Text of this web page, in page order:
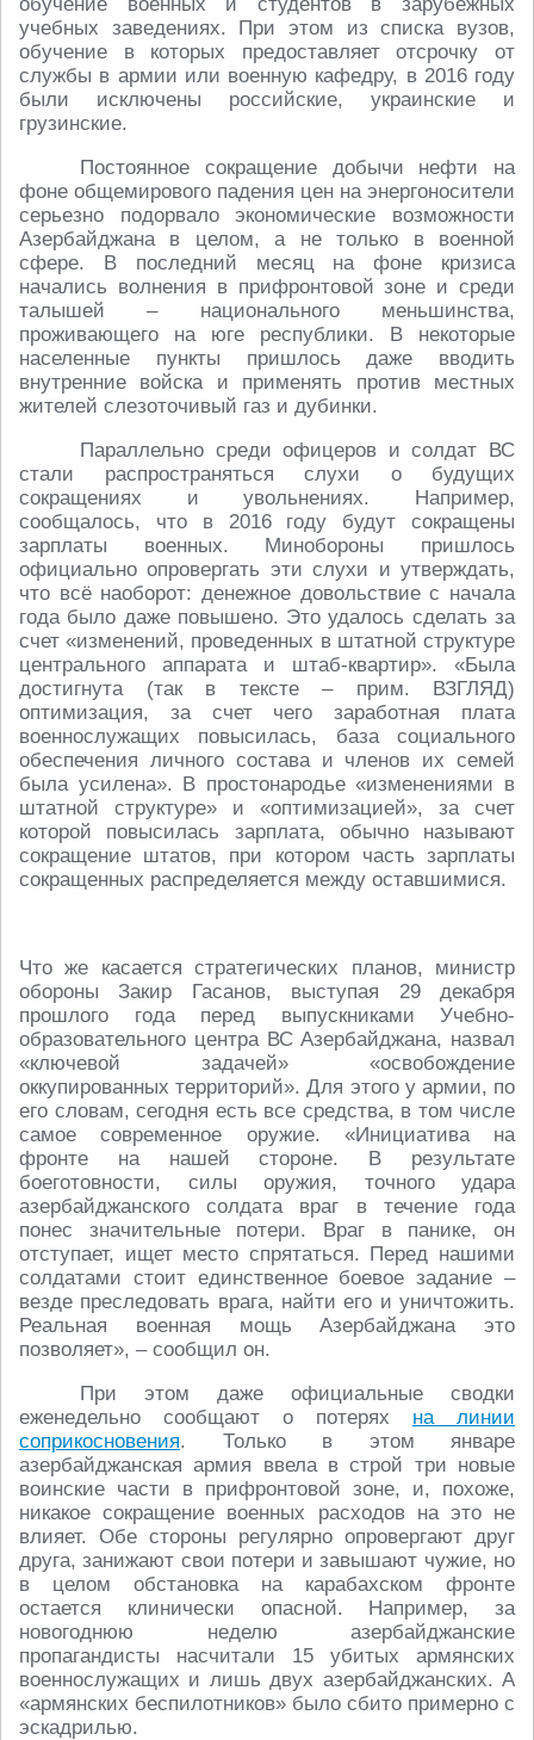
учебных заведениях. При этом из списка вузов,
обучение в которых предоставляет отсрочку от
службы в армии или военную кафедру, в 2016 году
были исключены российские, украинские и
грузинские.
Постоянное сокращение добычи нефти на
фоне общемирового падения цен на энергоносители
серьезно подорвало экономические возможности
Азербайджана в целом, а не только в военной
сфере. В последний месяц на фоне кризиса
начались волнения в прифронтовой зоне и среди
талышей – национального меньшинства,
проживающего на юге республики. В некоторые
населенные пункты пришлось даже вводить
внутренние войска и применять против местных
жителей слезоточивый газ и дубинки.
Параллельно среди офицеров и солдат ВС
стали распространяться слухи о будущих
сокращениях и увольнениях. Например,
сообщалось, что в 2016 году будут сокращены
зарплаты военных. Минобороны пришлось
официально опровергать эти слухи и утверждать,
что всё наоборот: денежное довольствие с начала
года было даже повышено. Это удалось сделать за
счет «изменений, проведенных в штатной структуре
центрального аппарата и штаб-квартир». «Была
достигнута (так в тексте – прим. ВЗГЛЯД)
оптимизация, за счет чего заработная плата
военнослужащих повысилась, база социального
обеспечения личного состава и членов их семей
была усилена». В простонародье «изменениями в
штатной структуре» и «оптимизацией», за счет
которой повысилась зарплата, обычно называют
сокращение штатов, при котором часть зарплаты
сокращенных распределяется между оставшимися.
Что же касается стратегических планов, министр
обороны Закир Гасанов, выступая 29 декабря
прошлого года перед выпускниками Учебно-
образовательного центра ВС Азербайджана, назвал
«ключевой задачей» «освобождение
оккупированных территорий». Для этого у армии, по
его словам, сегодня есть все средства, в том числе
самое современное оружие. «Инициатива на
фронте на нашей стороне. В результате
боеготовности, силы оружия, точного удара
азербайджанского солдата враг в течение года
понес значительные потери. Враг в панике, он
отступает, ищет место спрятаться. Перед нашими
солдатами стоит единственное боевое задание –
везде преследовать врага, найти его и уничтожить.
Реальная военная мощь Азербайджана это
позволяет», – сообщил он.
При этом даже официальные сводки
еженедельно сообщают о потерях на линии
соприкосновения. Только в этом январе
азербайджанская армия ввела в строй три новые
воинские части в прифронтовой зоне, и, похоже,
никакое сокращение военных расходов на это не
влияет. Обе стороны регулярно опровергают друг
друга, занижают свои потери и завышают чужие, но
в целом обстановка на карабахском фронте
остается клинически опасной. Например, за
новогоднюю неделю азербайджанские
пропагандисты насчитали 15 убитых армянских
военнослужащих и лишь двух азербайджанских. А
«армянских беспилотников» было сбито примерно с
эскадрилью.